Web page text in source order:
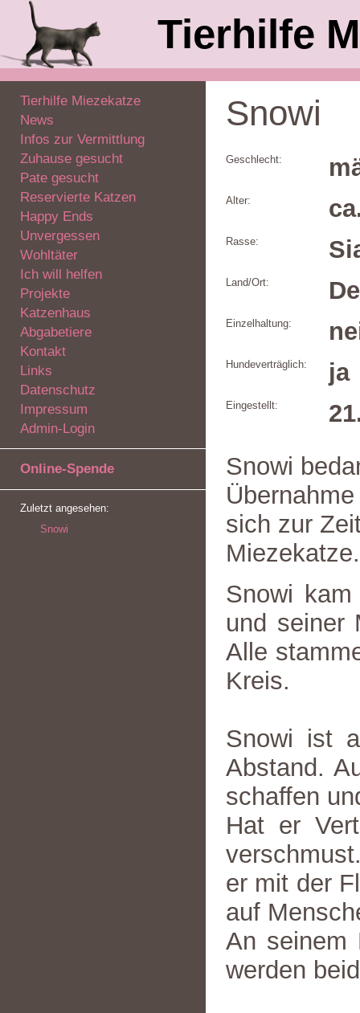
Tierhilfe
Tierhilfe Miezekatze
News
Infos zur Vermittlung
Zuhause gesucht
Pate gesucht
Reservierte Katzen
Happy Ends
Unvergessen
Wohltäter
Ich will helfen
Projekte
Katzenhaus
Abgabetiere
Kontakt
Links
Datenschutz
Impressum
Admin-Login
Online-Spende
Zuletzt angesehen:
Snowi
Snowi
Geschlecht:
Alter:
Rasse:
Land/Ort:
Einzelhaltung:
Hundeverträglich: ja
Eingestellt:
Snowi
sich zur
Miezekatze.
Snowi
und seiner
Alle
Kreis.
Snowi ist
Abstand.
schaffen
Hat er
er mit der
auf
An seinem
werden